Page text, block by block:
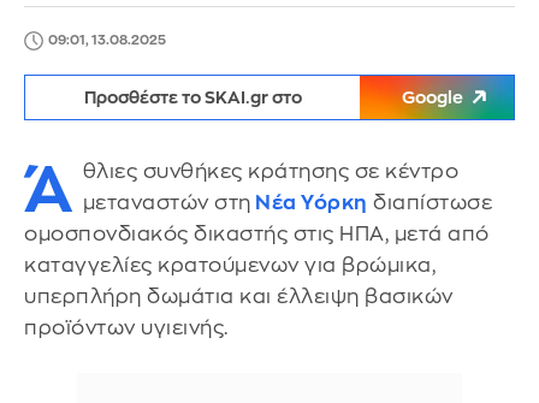
09:01, 13.08.2025
Προσθέστε το SKAI.gr στο Google
Ά θλιες συνθήκες κράτησης σε κέντρο
μεταναστών στη Νέα Υόρκη διαπίστωσε
ομοσπονδιακός δικαστής στις ΗΠΑ, μετά από
καταγγελίες κρατούμενων για βρώμικα,
υπερπλήρη δωμάτια και έλλειψη βασικών
προϊόντων υγιεινής.